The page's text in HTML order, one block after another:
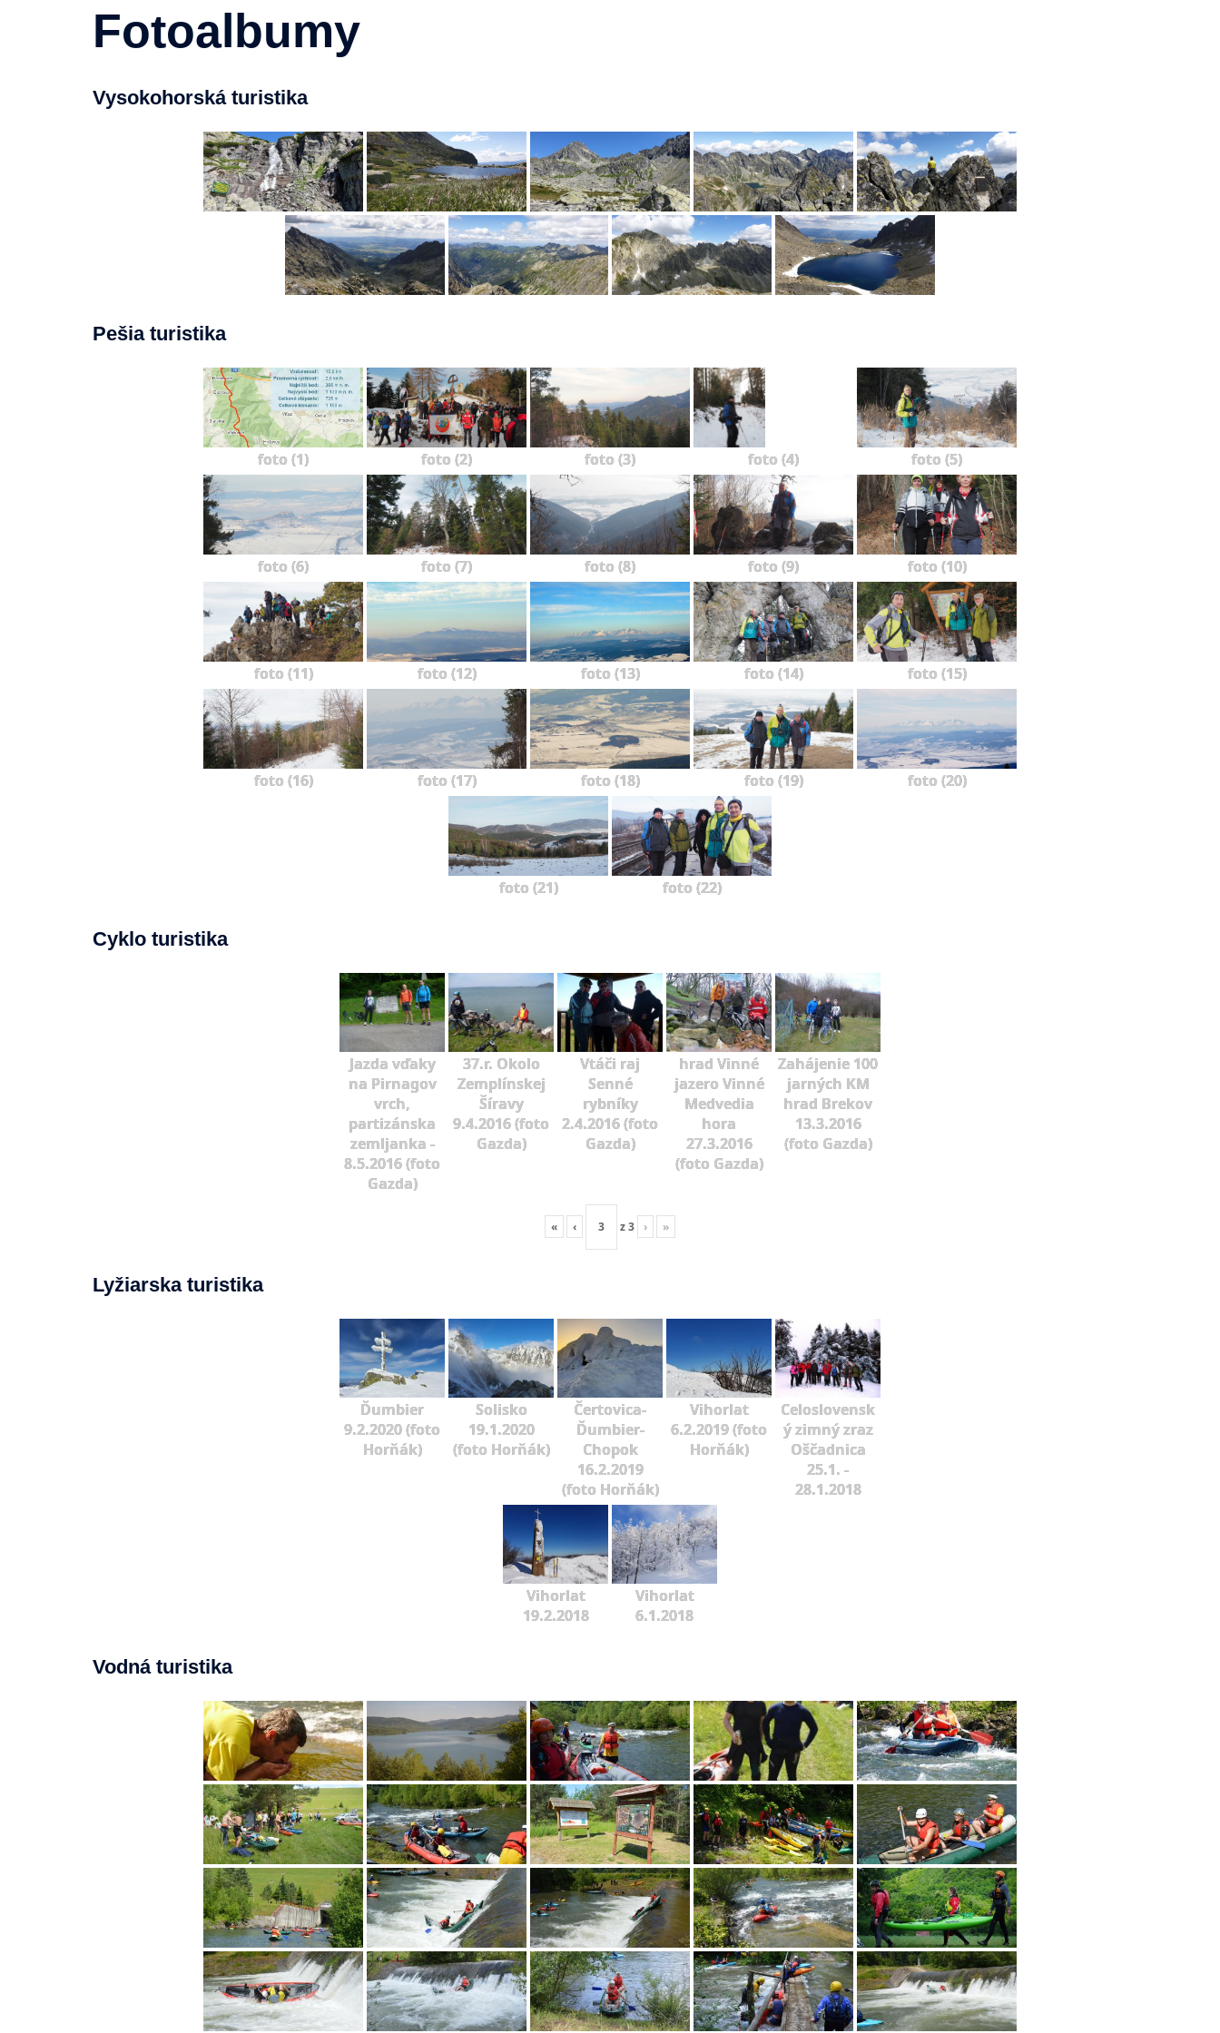
Fotoalbumy
Vysokohorská turistika
Pešia turistika
foto (1) foto (2) foto (3) foto (4) foto (5)
foto (6) foto (7) foto (8) foto (9) foto (10)
foto (11) foto (12) foto (13) foto (14) foto (15)
foto (16) foto (17) foto (18) foto (19) foto (20)
foto (21) foto (22)
Cyklo turistika
Jazda vďaky
na Pirnagov
vrch,
partizánska
zemljanka -
8.5.2016 (foto
Gazda)
37.r. Okolo
Zemplínskej
Šíravy
9.4.2016 (foto
Gazda)
Vtáči raj
Senné
rybníky
2.4.2016 (foto
Gazda)
hrad Vinné
jazero Vinné
Medvedia
hora
27.3.2016
(foto Gazda)
Zahájenie 100
jarných KM
hrad Brekov
13.3.2016
(foto Gazda)
« ‹ z3 › »
Lyžiarska turistika
Ďumbier
9.2.2020 (foto
Horňák)
Solisko
19.1.2020
(foto Horňák)
Čertovica-
Ďumbier-
Chopok
16.2.2019
(foto Horňák)
Vihorlat
6.2.2019 (foto
Horňák)
Celoslovensk
ý zimný zraz
Oščadnica
25.1. -
28.1.2018
Vihorlat
19.2.2018
Vihorlat
6.1.2018
Vodná turistika